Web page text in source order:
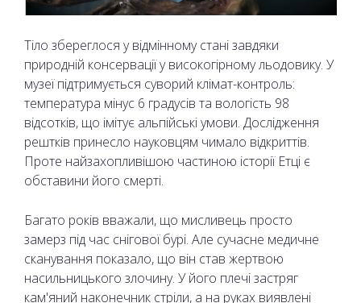
Тіло збереглося у відмінному стані завдяки
природній консервації у високогірному льодовику. У
музеї підтримується суворий клімат-контроль:
температура мінус 6 градусів та вологість 98
відсотків, що імітує альпійські умови. Дослідження
рештків принесло науковцям чимало відкриттів.
Проте найзахопливішою частиною історії Етці є
обставини його смерті.
Багато років вважали, що мисливець просто
замерз під час снігової бурі. Але сучасне медичне
сканування показало, що він став жертвою
насильницького злочину. У його плечі застряг
кам'яний наконечник стріли, а на руках виявлені